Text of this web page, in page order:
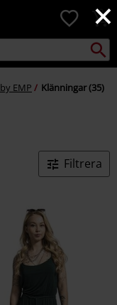
×
0
Sök
EMP Klänningar (35)
Filtrera